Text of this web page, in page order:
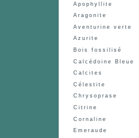
Apophyllite
Aragonite
Aventurine verte
Azurite
Bois fossilisé
Calcédoine Bleue
Calcites
Célestite
Chrysoprase
Citrine
Cornaline
Emeraude